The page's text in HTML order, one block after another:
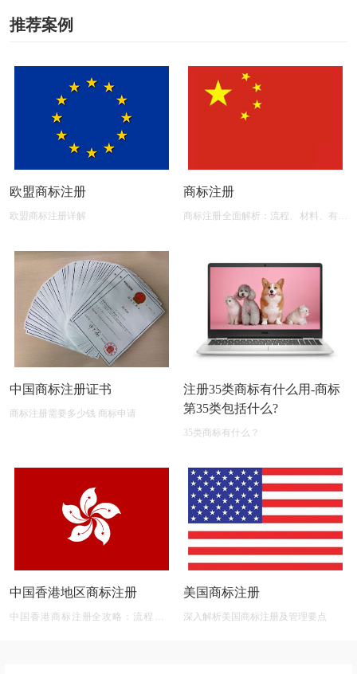
推荐案例
欧盟商标注册
欧盟商标注册详解
商标注册
商标注册全面解析：流程、材料、有效
中国商标注册证书
商标注册需要多少钱 商标申请
注册35类商标有什么用-商标
第35类包括什么?
35类商标有什么？
中国香港地区商标注册
中国香港商标注册全攻略：流程、材
美国商标注册
深入解析美国商标注册及管理要点